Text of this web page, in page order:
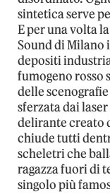
sintetica serve
E per una volta
Sound di Milano
depositi
fumogeno rosso
delle
sferzata dai
delirante creato
chiude tutti
scheletri che
ragazza fuori di
singolo più